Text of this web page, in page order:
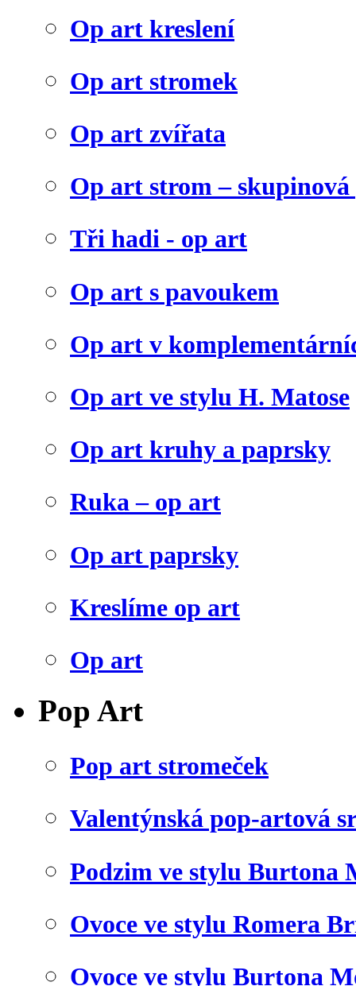
Op art kreslení
Op art stromek
Op art zvířata
Op art strom – skupinová
Tři hadi - op art
Op art s pavoukem
Op art v
Op art ve stylu H. Matose
Op art kruhy a paprsky
Ruka – op art
Op art paprsky
Kreslíme op art
Op art
Pop Art
Pop art stromeček
Valentýnská pop-artová
Podzim ve stylu Burtona
Ovoce ve stylu Romera
Ovoce ve stylu Burtona